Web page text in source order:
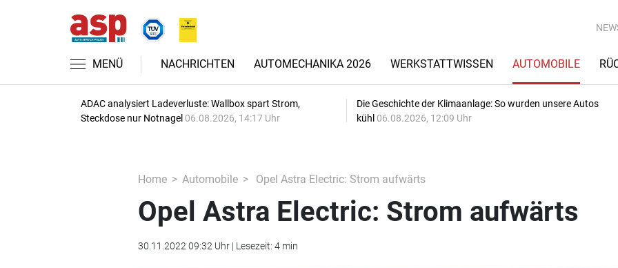
MENÜ NACHRICHTEN AUTOMECHANIKA 2026 WERKSTATTWISSEN AUTOMOBILE
ADAC analysiert Ladeverluste: Wallbox spart Strom,
Steckdose nur Notnagel 06.08.2026, 14:17 Uhr
Die Geschichte der Klimaanlage: So wurden unsere Autos
kühl 06.08.2026, 12:09 Uhr
Home Automobile Opel Astra Electric: Strom aufwärts
Opel Astra Electric: Strom aufwärts
30.11.2022 09:32 Uhr | Lesezeit: 4 min